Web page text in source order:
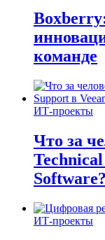
команде
ИТ-проекты
Что за
Software?
ИТ-проекты